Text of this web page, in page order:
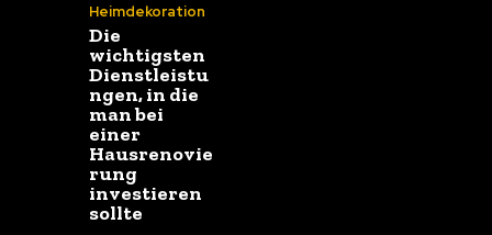
Heimdekoration
Die
wichtigsten
Dienstleistu
ngen, in die
man bei
einer
Hausrenovie
rung
investieren
sollte